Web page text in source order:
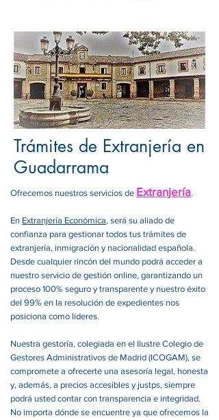
Trámites de Extranjería en
Guadarrama
Ofrecemos nuestros servicios de Extranjería.
En Extranjería Económica, será su aliado de
confianza para gestionar todos tus trámites de
extranjería, inmigración y nacionalidad española.
Desde cualquier rincón del mundo podrá acceder a
nuestro servicio de gestión online, garantizando un
proceso 100% seguro y transparente y nuestro éxito
del 99% en la resolución de expedientes nos
posiciona como líderes.
Nuestra gestoría, colegiada en el Ilustre Colegio de
Gestores Administrativos de Madrid (ICOGAM), se
compromete a ofrecerte una asesoría legal, honesta
y, además, a precios accesibles y justps, siempre
podrá usted contar con transparencia e integridad.
No importa dónde se encuentre ya que ofrecemos la